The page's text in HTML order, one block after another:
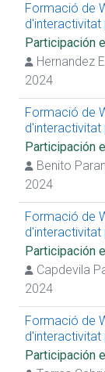
Formació de
d'interactivitat
Participación
Hernandez
2024
Formació de
d'interactivitat
Participación
Benito
2024
Formació de
d'interactivitat
Participación
Capdevila
2024
Formació de
d'interactivitat
Participación